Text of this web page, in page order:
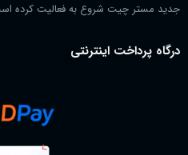
جدید مستر چیت شروع به فعالیت کرده
درگاه پرداخت اینترنتی